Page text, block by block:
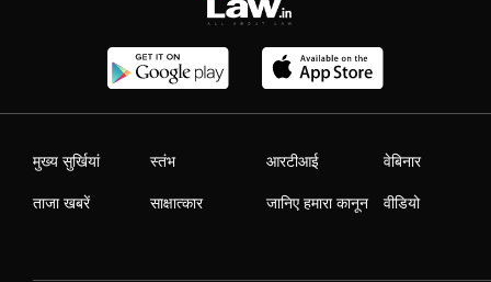
मुख्य सुर्खियां
ताजा खबरें
स्तंभ
साक्षात्कार
आरटीआई
जानिए हमारा कानून
वेबिनार
वीडियो